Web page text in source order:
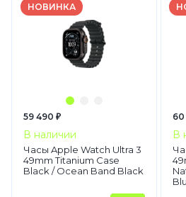
НОВИНКА
59 490 ₽
В наличии
Часы Apple Watch Ultra 3
49mm Titanium Case
Black / Ocean Band Black
60
В